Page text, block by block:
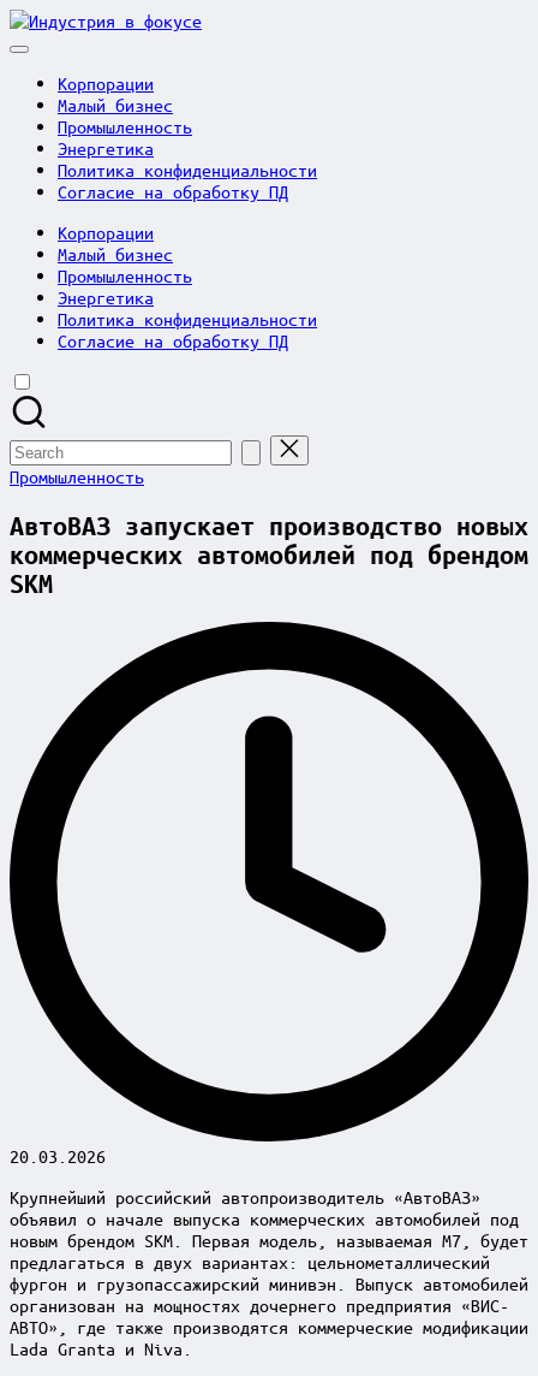
Skip
to
Индустрия
Корпорации
Малый бизнес
Промышленность
Энергетика
Политика конфиденциальности
Согласие на обработку ПД
Корпорации
Малый бизнес
Промышленность
Энергетика
Политика конфиденциальности
Согласие на обработку ПД
Search
for:
Posted
Промышленность
АвтоВАЗ запускает производство новых
коммерческих автомобилей под брендом
SKM
20.03.2026
Крупнейший российский автопроизводитель «АвтоВАЗ»
объявил о начале выпуска коммерческих автомобилей под
новым брендом SKM. Первая модель, называемая M7, будет
предлагаться в двух вариантах: цельнометаллический
фургон и грузопассажирский минивэн. Выпуск автомобилей
организован на мощностях дочернего предприятия «ВИС-
АВТО», где также производятся коммерческие модификации
Lada Granta и Niva.